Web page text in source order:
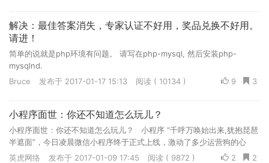
解决：最佳答案消失，专家认证不好用，奖品兑换不好用。
请进！
简单的说就是php环境有问题。 请写在php-mysql, 然后安装php-
mysqlnd.
3
9
Bruce 发布于 2017-01-17 15:13 阅读 ( 10134 )
小程序面世：你还不知道怎么玩儿？
小程序面世：你还不知道怎么玩儿？ 小程序 “千呼万唤始出来,犹抱琵琶
半遮面”，今日凌晨微信小程序终于正式上线，激动了多少运营狗的心
啊！ 这个万众期待的微信小程序，话说满城上下都认...
2
2
英虎网络 发布于 2017-01-09 17:45 阅读 ( 9872 )